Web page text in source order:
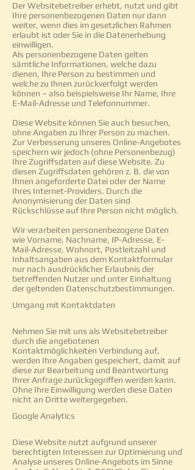
Der Websitebetreiber erhebt, nutzt und gibt
Ihre personenbezogenen Daten nur dann
weiter, wenn dies im gesetzlichen Rahmen
erlaubt ist oder Sie in die Datenerhebung
einwilligen.
Als personenbezogene Daten gelten
sämtliche Informationen, welche dazu
dienen, Ihre Person zu bestimmen und
welche zu Ihnen zurückverfolgt werden
können – also beispielsweise Ihr Name, Ihre
E-Mail-Adresse und Telefonnummer.
Diese Website können Sie auch besuchen,
ohne Angaben zu Ihrer Person zu machen.
Zur Verbesserung unseres Online-Angebotes
speichern wir jedoch (ohne Personenbezug)
Ihre Zugriffsdaten auf diese Website. Zu
diesen Zugriffsdaten gehören z. B. die von
Ihnen angeforderte Datei oder der Name
Ihres Internet-Providers. Durch die
Anonymisierung der Daten sind
Rückschlüsse auf Ihre Person nicht möglich.
Wir verarbeiten personenbezogene Daten
wie Vorname, Nachname, IP-Adresse, E-
Mail-Adresse, Wohnort, Postleitzahl und
Inhaltsangaben aus dem Kontaktformular
nur nach ausdrücklicher Erlaubnis der
betreffenden Nutzer und unter Einhaltung
der geltenden Datenschutzbestimmungen.
Umgang mit Kontaktdaten
Nehmen Sie mit uns als Websitebetreiber
durch die angebotenen
Kontaktmöglichkeiten Verbindung auf,
werden Ihre Angaben gespeichert, damit auf
diese zur Bearbeitung und Beantwortung
Ihrer Anfrage zurückgegriffen werden kann.
Ohne Ihre Einwilligung werden diese Daten
nicht an Dritte weitergegeben.
Google Analytics
Diese Website nutzt aufgrund unserer
berechtigten Interessen zur Optimierung und
Analyse unseres Online-Angebots im Sinne